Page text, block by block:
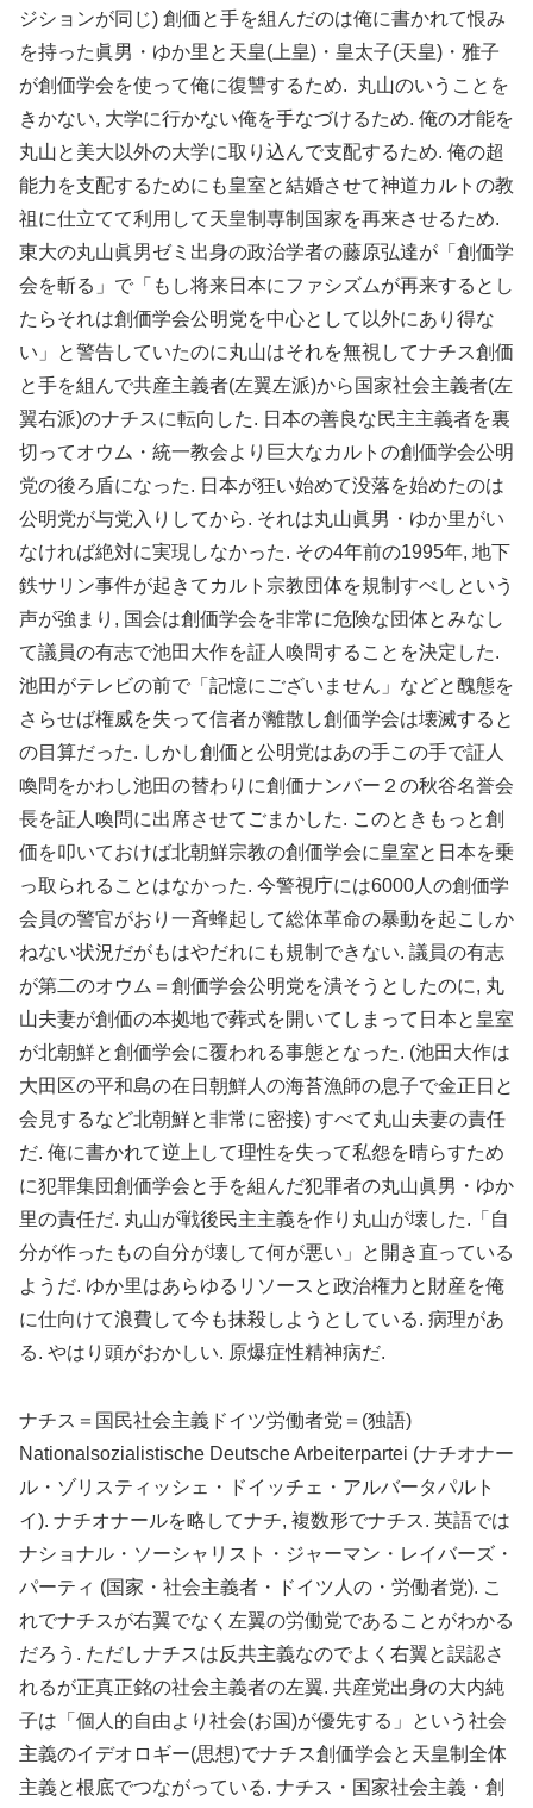
ジションが同じ) 創価と手を組んだのは俺に書かれて恨み
を持った眞男・ゆか里と天皇(上皇)・皇太子(天皇)・雅子
が創価学会を使って俺に復讐するため. 丸山のいうことを
きかない, 大学に行かない俺を手なづけるため. 俺の才能を
丸山と美大以外の大学に取り込んで支配するため. 俺の超
能力を支配するためにも皇室と結婚させて神道カルトの教
祖に仕立てて利用して天皇制専制国家を再来させるため.
東大の丸山眞男ゼミ出身の政治学者の藤原弘達が「創価学
会を斬る」で「もし将来日本にファシズムが再来するとし
たらそれは創価学会公明党を中心として以外にあり得な
い」と警告していたのに丸山はそれを無視してナチス創価
と手を組んで共産主義者(左翼左派)から国家社会主義者(左
翼右派)のナチスに転向した. 日本の善良な民主主義者を裏
切ってオウム・統一教会より巨大なカルトの創価学会公明
党の後ろ盾になった. 日本が狂い始めて没落を始めたのは
公明党が与党入りしてから. それは丸山眞男・ゆか里がい
なければ絶対に実現しなかった. その4年前の1995年, 地下
鉄サリン事件が起きてカルト宗教団体を規制すべしという
声が強まり, 国会は創価学会を非常に危険な団体とみなし
て議員の有志で池田大作を証人喚問することを決定した.
池田がテレビの前で「記憶にございません」などと醜態を
さらせば権威を失って信者が離散し創価学会は壊滅すると
の目算だった. しかし創価と公明党はあの手この手で証人
喚問をかわし池田の替わりに創価ナンバー２の秋谷名誉会
長を証人喚問に出席させてごまかした. このときもっと創
価を叩いておけば北朝鮮宗教の創価学会に皇室と日本を乗
っ取られることはなかった. 今警視庁には6000人の創価学
会員の警官がおり一斉蜂起して総体革命の暴動を起こしか
ねない状況だがもはやだれにも規制できない. 議員の有志
が第二のオウム＝創価学会公明党を潰そうとしたのに, 丸
山夫妻が創価の本拠地で葬式を開いてしまって日本と皇室
が北朝鮮と創価学会に覆われる事態となった. (池田大作は
大田区の平和島の在日朝鮮人の海苔漁師の息子で金正日と
会見するなど北朝鮮と非常に密接) すべて丸山夫妻の責任
だ. 俺に書かれて逆上して理性を失って私怨を晴らすため
に犯罪集団創価学会と手を組んだ犯罪者の丸山眞男・ゆか
里の責任だ. 丸山が戦後民主主義を作り丸山が壊した.「自
分が作ったもの自分が壊して何が悪い」と開き直っている
ようだ. ゆか里はあらゆるリソースと政治権力と財産を俺
に仕向けて浪費して今も抹殺しようとしている. 病理があ
る. やはり頭がおかしい. 原爆症性精神病だ.
ナチス＝国民社会主義ドイツ労働者党＝(独語)
Nationalsozialistische Deutsche Arbeiterpartei (ナチオナー
ル・ゾリスティッシェ・ドイッチェ・アルバータパルト
イ). ナチオナールを略してナチ, 複数形でナチス. 英語では
ナショナル・ソーシャリスト・ジャーマン・レイバーズ・
パーティ (国家・社会主義者・ドイツ人の・労働者党). こ
れでナチスが右翼でなく左翼の労働党であることがわかる
だろう. ただしナチスは反共主義なのでよく右翼と誤認さ
れるが正真正銘の社会主義者の左翼. 共産党出身の大内純
子は「個人的自由より社会(お国)が優先する」という社会
主義のイデオロギー(思想)でナチス創価学会と天皇制全体
主義と根底でつながっている. ナチス・国家社会主義・創